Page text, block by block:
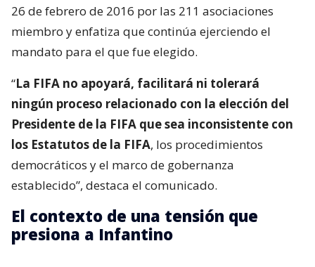
26 de febrero de 2016 por las 211 asociaciones
miembro y enfatiza que continúa ejerciendo el
mandato para el que fue elegido.
“La FIFA no apoyará, facilitará ni tolerará
ningún proceso relacionado con la elección del
Presidente de la FIFA que sea inconsistente con
los Estatutos de la FIFA, los procedimientos
democráticos y el marco de gobernanza
establecido”, destaca el comunicado.
El contexto de una tensión que
presiona a Infantino